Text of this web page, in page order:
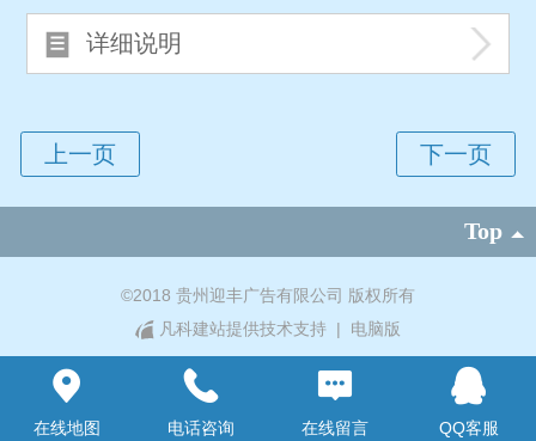
详细说明
Top
©2018 贵州迎丰广告有限公司 版权所有
凡科建站提供技术支持
| 电脑版
在线地图 电话咨询 在线留言 QQ客服